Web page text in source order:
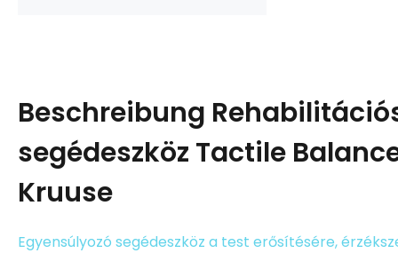
Beschreibung
segédeszköz Tactile
Kruuse
Egyensúlyozó segédeszköz a test erősítésére,